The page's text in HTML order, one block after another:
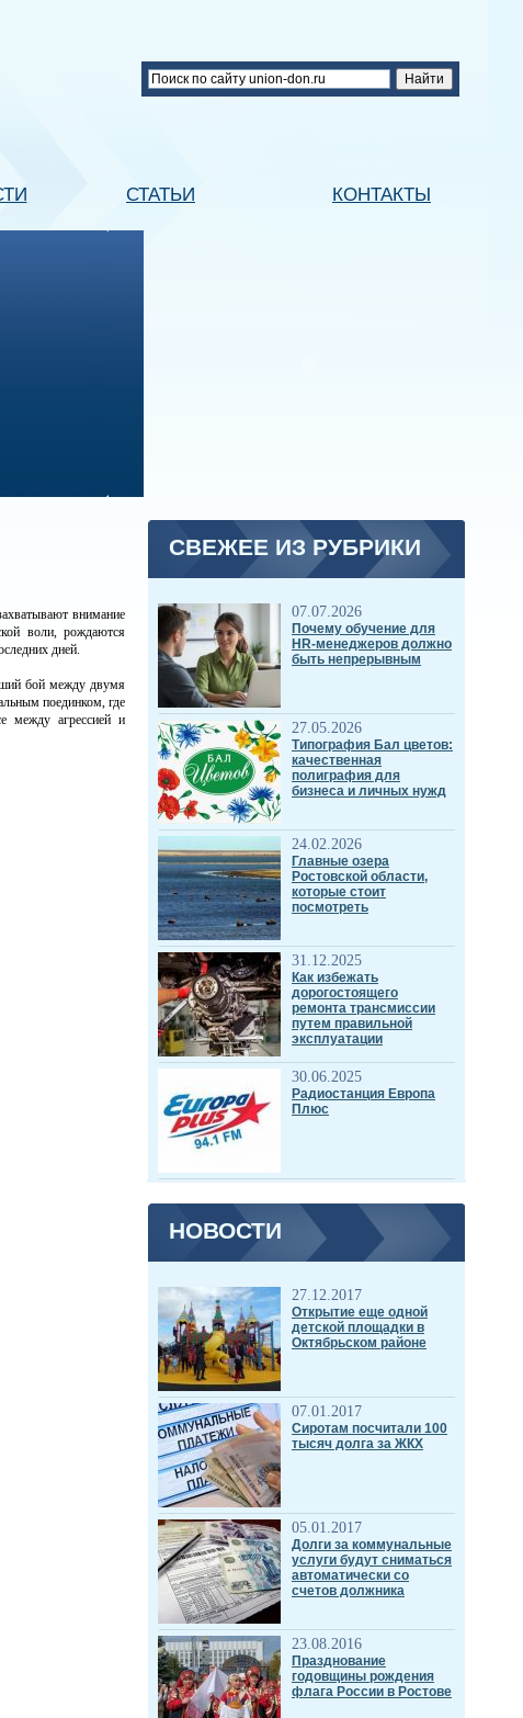
СТАТЬИ КОНТАКТЫ
внимание
воли, рождаются
дней.
бой между двумя
поединком, где
между агрессией и
СВЕЖЕЕ ИЗ РУБРИКИ
07.07.2026
Почему обучение для
HR-менеджеров должно
быть непрерывным
27.05.2026
Типография Бал цветов:
качественная
полиграфия для
бизнеса и личных нужд
24.02.2026
Главные озера
Ростовской области,
которые стоит
посмотреть
31.12.2025
Как избежать
дорогостоящего
ремонта трансмиссии
путем правильной
эксплуатации
30.06.2025
Радиостанция Европа
Плюс
НОВОСТИ
27.12.2017
Открытие еще одной
детской площадки в
Октябрьском районе
07.01.2017
Сиротам посчитали 100
тысяч долга за ЖКХ
05.01.2017
Долги за коммунальные
услуги будут сниматься
автоматически со
счетов должника
23.08.2016
Празднование
годовщины рождения
флага России в Ростове